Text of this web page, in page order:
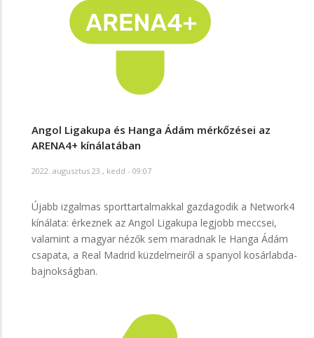
Angol Ligakupa és Hanga Ádám mérkőzései az
ARENA4+ kínálatában
2022. augusztus 23., kedd - 09:07
Újabb izgalmas sporttartalmakkal gazdagodik a Network4
kínálata: érkeznek az Angol Ligakupa legjobb meccsei,
valamint a magyar nézők sem maradnak le Hanga Ádám
csapata, a Real Madrid küzdelmeiről a spanyol kosárlabda-
bajnokságban.